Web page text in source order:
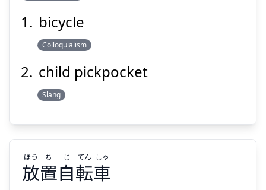
ちゃりんこ
Show answer
Suspend
bicycle
Colloquialism
child pickpocket
Slang
放置自転車
ほう ち じ てん しゃ